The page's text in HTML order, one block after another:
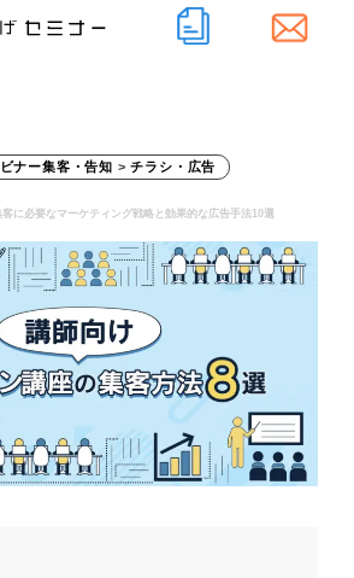
ナー集客・告知 >チラシ・広告
客に必要なマーケティング戦略と効果的な広告手法10選